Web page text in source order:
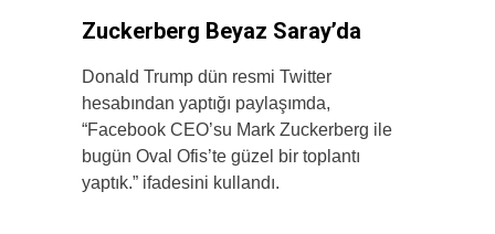
Zuckerberg Beyaz Saray’da
Donald Trump dün resmi Twitter
hesabından yaptığı paylaşımda,
“Facebook CEO’su Mark Zuckerberg ile
bugün Oval Ofis’te güzel bir toplantı
yaptık.” ifadesini kullandı.